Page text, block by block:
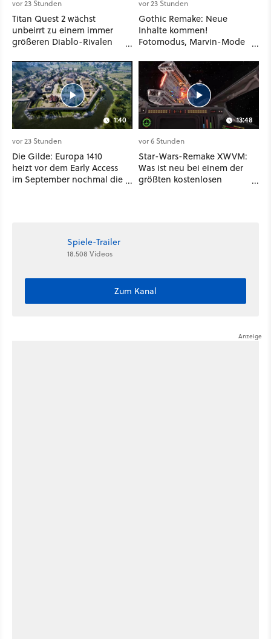
vor 23 Stunden
Titan Quest 2 wächst
unbeirrt zu einem immer
größeren Diablo-Rivalen
sogar eine richtige
Beschwörer-Klasse
vor 23 Stunden
Gothic Remake: Neue
Inhalte kommen!
Fotomodus, Marvin-Mode
1:40
vor 23 Stunden
Die Gilde: Europa 1410
heizt vor dem Early Access
im September nochmal die
13:48
vor 6 Stunden
Star-Wars-Remake XWVM:
Was ist neu bei einem der
größten kostenlosen
Spiele-Trailer
18.508 Videos
Zum Kanal